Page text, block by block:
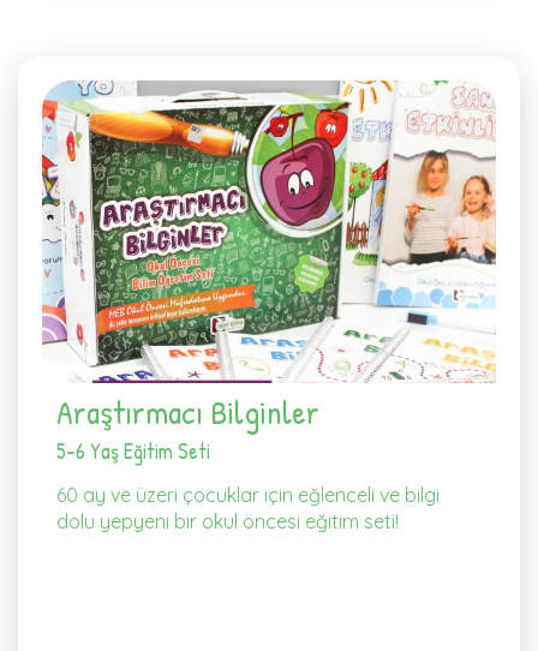
Araştırmacı Bilginler
5-6 Yaş Eğitim Seti
60 ay ve üzeri çocuklar ıçin eğlenceli ve bilgi
dolu yepyeni bir okul öncesi eğitim seti!